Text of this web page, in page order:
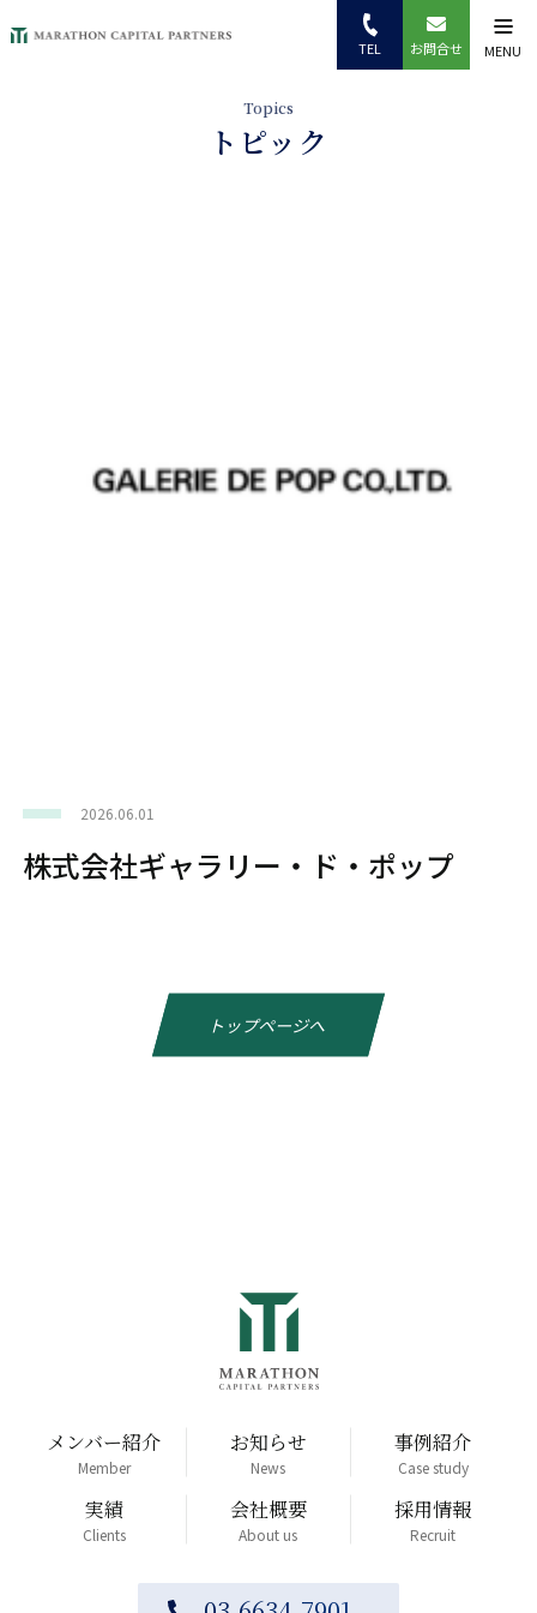
TEL お問合せ MENU
トピック
2026.06.01
株式会社ギャラリー・ド・ポップ
トップページへ
メンバー紹介
Member
お知らせ
News
事例紹介
Case study
実績
Clients
会社概要
About us
採用情報
Recruit